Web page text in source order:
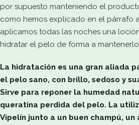
por supuesto manteniendo el
como hemos explicado en el párrafo
aplicamos todas las noches una
hidratar el pelo de forma a
La hidratación es una gran aliada
el pelo sano, con brillo, sedoso y
Sirve para reponer la humedad
queratina perdida del pelo. La
Vipelín junto a un buen champú, un